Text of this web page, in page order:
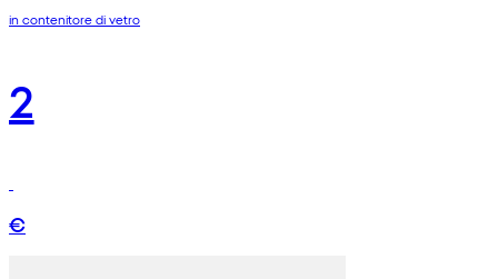
in contenitore di vetro
2
€